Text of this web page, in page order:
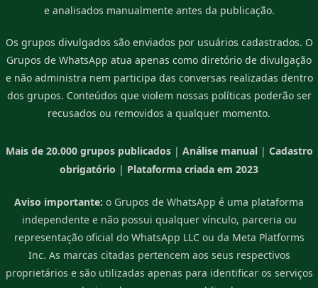
e analisados manualmente antes da publicação.
Os grupos divulgados são enviados por usuários cadastrados. O
Grupos de WhatsApp atua apenas como diretório de divulgação
e não administra nem participa das conversas realizadas dentro
dos grupos. Conteúdos que violem nossas políticas poderão ser
recusados ou removidos a qualquer momento.
Mais de 20.000 grupos publicados| Análise manual| Cadastro
obrigatório | Plataforma criada em 2023
Aviso importante: o Grupos de WhatsApp é uma plataforma
independente e não possui qualquer vínculo, parceria ou
representação oficial do WhatsApp LLC ou da Meta Platforms
Inc. As marcas citadas pertencem aos seus respectivos
proprietários e são utilizadas apenas para identificar os serviços